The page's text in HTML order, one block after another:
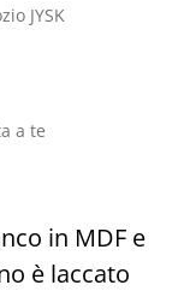
JYSK
a te
in MDF e
è laccato